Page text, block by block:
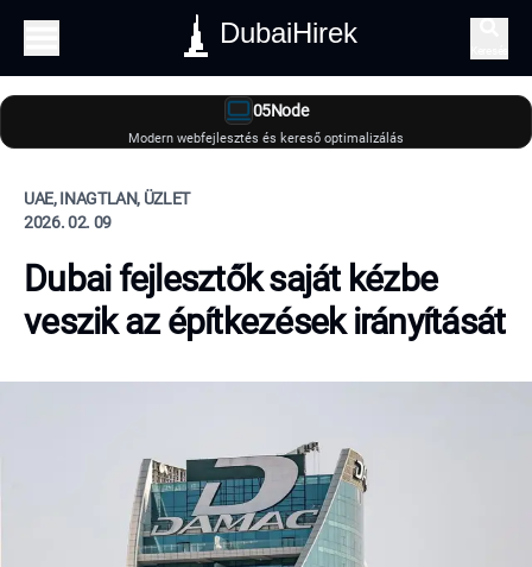
DubaiHirek
05Node
Modern webfejlesztés és kereső optimalizálás
UAE, INAGTLAN, ÜZLET
2026. 02. 09
Dubai fejlesztők saját kézbe
veszik az építkezések irányítását